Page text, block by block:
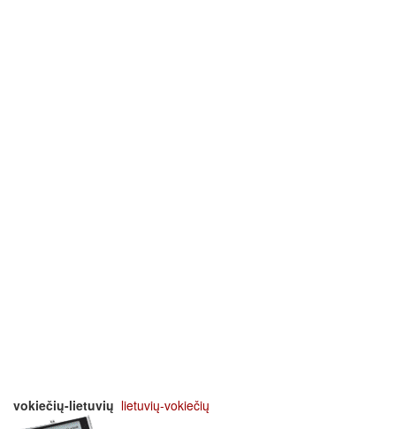
vokiečių-lietuvių lietuvių-vokiečių